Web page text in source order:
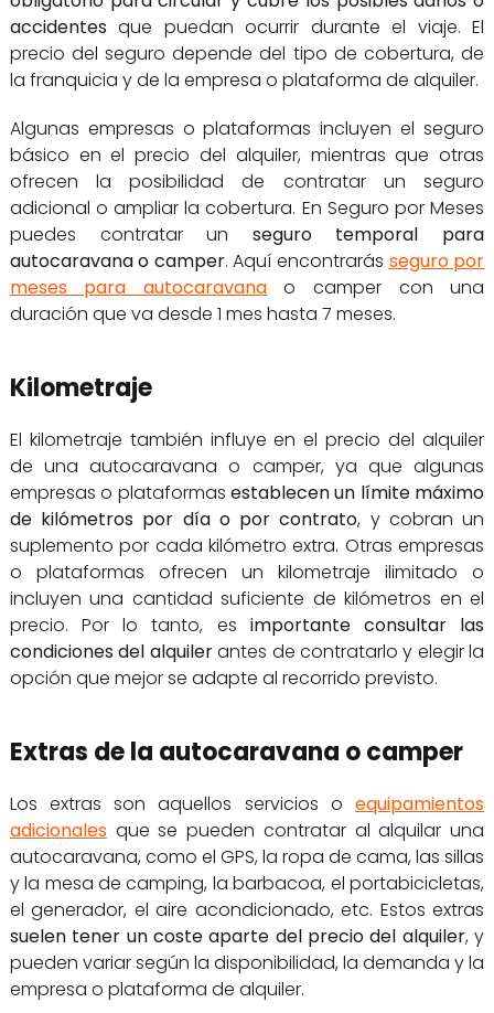
accidentesque puedan ocurrir durante el viaje. El
precio del seguro depende del tipo de cobertura, de
la franquicia y de la empresa o plataforma de alquiler.
Algunas empresas o plataformas incluyen el seguro
básico en el precio del alquiler, mientras que otras
ofrecen la posibilidad de contratar un seguro
adicional o ampliar la cobertura. En Seguro por Meses
puedes contratar un seguro temporal para
autocaravana o camper. Aquí encontrarás seguro por
meses para autocaravanao camper con una
duración que va desde 1 mes hasta 7 meses.
Kilometraje
El kilometraje también influye en el precio del alquiler
de una autocaravana o camper, ya que algunas
empresas o plataformas establecen un límite máximo
de kilómetros por día o por contrato, y cobran un
suplemento por cada kilómetro extra. Otras empresas
o plataformas ofrecen un kilometraje ilimitado o
incluyen una cantidad suficiente de kilómetros en el
precio. Por lo tanto, es importante consultar las
condiciones del alquilerantes de contratarlo y elegir la
opción que mejor se adapte al recorrido previsto.
Extras de la autocaravana o camper
Los extras son aquellos servicios oequipamientos
adicionalesque se pueden contratar al alquilar una
autocaravana, como el GPS, la ropa de cama, las sillas
y la mesa de camping, la barbacoa, el portabicicletas,
el generador, el aire acondicionado, etc. Estos extras
suelen tener un coste aparte del precio del alquiler, y
pueden variar según la disponibilidad, la demanda y la
empresa o plataforma de alquiler.